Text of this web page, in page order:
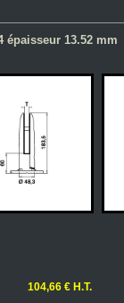
épaisseur 13.52 mm
104,66 € H.T.